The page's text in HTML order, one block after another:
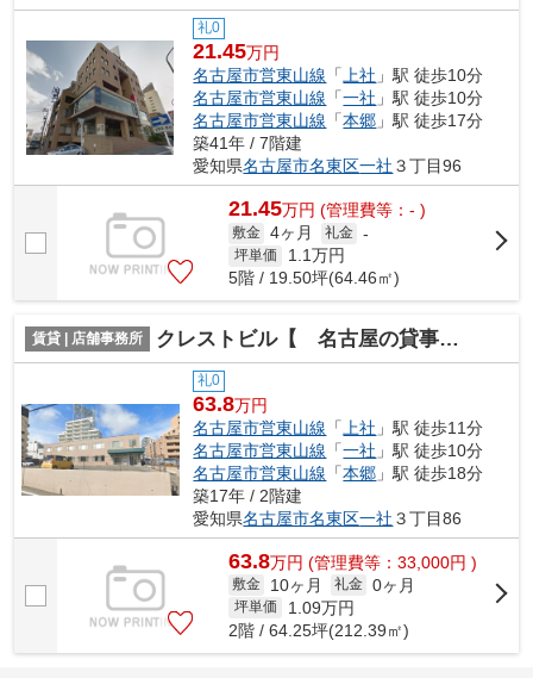
礼0
21.45万円
名古屋市営東山線 「 上社 」駅 徒歩10分
名古屋市営東山線 「一社 」駅 徒歩10分
名古屋市営東山線 「本郷 」駅 徒歩17分
築41年 / 7階建
愛知県名古屋市名東区一社 ３丁目96
21.45万円 (管理費等：- )
敷金 4ヶ月 礼金 -
坪単価 1.1万円
5階 / 19.50坪(64.46㎡)
賃貸 | 店舗事務所 クレストビル【 名古屋の貸事務所・貸オフィス 】
礼0
63.8万円
名古屋市営東山線 「 上社 」駅 徒歩11分
名古屋市営東山線 「一社 」駅 徒歩10分
名古屋市営東山線 「本郷 」駅 徒歩18分
築17年 / 2階建
愛知県名古屋市名東区一社 ３丁目86
63.8万円 (管理費等：33,000円 )
敷金 10ヶ月 礼金 0ヶ月
坪単価 1.09万円
2階 / 64.25坪(212.39㎡)